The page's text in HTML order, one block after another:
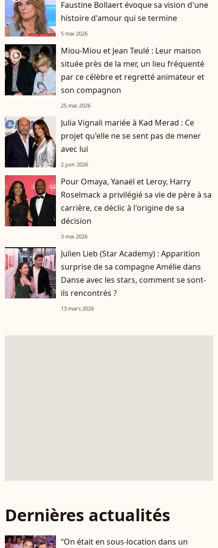
Faustine Bollaert évoque sa vision d'une
histoire d'amour qui se termine
5 mai 2026
player2
Miou-Miou et Jean Teulé : Leur maison
située près de la mer, un lieu fréquenté
par ce célèbre et regretté animateur et
son compagnon
25 mai 2026
Julia Vignali mariée à Kad Merad : Ce
projet qu'elle ne se sent pas de mener
avec lui
2 juin 2026
Pour Omaya, Yanaël et Leroy, Harry
Roselmack a privilégié sa vie de père à sa
carrière, ce déclic à l'origine de sa
décision
3 mai 2026
Julien Lieb (Star Academy) : Apparition
surprise de sa compagne Amélie dans
Danse avec les stars, comment se sont-
ils rencontrés ?
13 mars 2026
Dernières actualités
“On était en sous-location dans un